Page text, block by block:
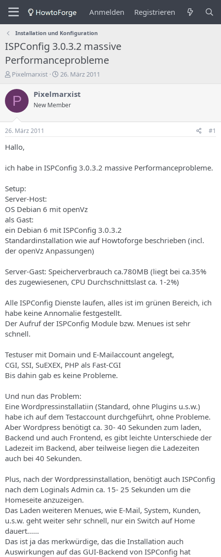
Anmelden Registrieren
Installation und Konfiguration
ISPConfig 3.0.3.2 massive
Performanceprobleme
E
s
e
e
r
s
h
e
m
s
Pixelmarxist
E
s
e
d
m
26. März 2011
P Pixelmarxist
New Member
26. März 2011 #1
Hallo,
ich habe in ISPConfig 3.0.3.2 massive Performanceprobleme.
Setup:
Server-Host:
OS Debian 6 mit openVz
als Gast:
ein Debian 6 mit ISPConfig 3.0.3.2
Standardinstallation wie auf Howtoforge beschrieben (incl.
der openVz Anpassungen)
Server-Gast: Speicherverbrauch ca.780MB (liegt bei ca.35%
des zugewiesenen, CPU Durchschnittslast ca. 1-2%)
Alle ISPConfig Dienste laufen, alles ist im grünen Bereich, ich
habe keine Annomalie festgestellt.
Der Aufruf der ISPConfig Module bzw. Menues ist sehr
schnell.
Testuser mit Domain und E-Mailaccount angelegt,
CGI, SSI, SuEXEX, PHP als Fast-CGI
Bis dahin gab es keine Probleme.
Und nun das Problem:
Eine Wordpressinstallatiin (Standard, ohne Plugins u.s.w.)
habe ich auf dem Testaccount durchgeführt, ohne Probleme.
Aber Wordpress benötigt ca. 30- 40 Sekunden zum laden,
Backend und auch Frontend, es gibt leichte Unterschiede der
Ladezeit im Backend, aber teilweise liegen die Ladezeiten
auch bei 40 Sekunden.
Plus, nach der Wordpressinstallation, benötigt auch ISPConfig
nach dem Loginals Admin ca. 15- 25 Sekunden um die
Homeseite anzuzeigen.
Das Laden weiteren Menues, wie E-Mail, System, Kunden,
u.s.w. geht weiter sehr schnell, nur ein Switch auf Home
dauert......
Das ist ja das merkwürdige, das die Installation auch
Auswirkungen auf das GUI-Backend von ISPConfig hat